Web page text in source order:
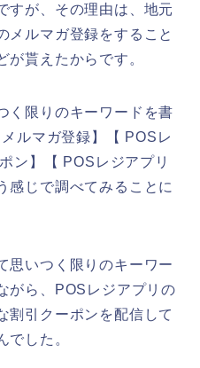
すが、その理由は、地元
メルマガ登録をすること
が貰えたからです。
く限りのキーワードを書
ルマガ登録】【 POSレ
ン】【 POSレジアプリ
感じで調べてみることに
思いつく限りのキーワー
がら、POSレジアプリの
割引クーポンを配信して
でした。